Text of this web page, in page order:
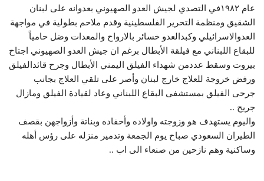
عام ١٩٨٢في التصدي لجيش العدو الصهيوني بعدوانه على لبنان
الشقيق ومنظمة التحرير الفلسطينية وقدم ملاحم بطولية في مواجهة
العدوالاسرائيلي وكبدالعدو خسائر بالارواح والمعدات وضل حامياً
للبقاع اللبناني مع فيلقة الأبطال برغم ان جيش العدو الصهيوني اجتاح
بيروت وسقط عددمن شهداء الفيلق اليمني الأبطال وجرح قائدالفيلق
ورفض خروجة للعلاج خارج لبنان وأصر على تلقي العلاج بجانب
جرحى الفيلق بمستشفى البقاع اللبناني وعاد لقيادة الفيلق ومازال
جريح ..
واليوم يستهدف هو وزوجته واولاده وأحفاده وبناتة وأزواجهن بقصف
الطيران السعودي صباح يوم الجمعة وتدمير منزله على رؤس أهله
وساكنية وهم نازحين من صنعاء الى اب ..